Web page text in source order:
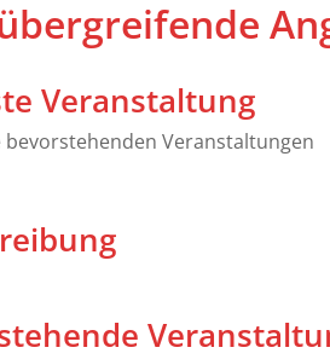
Veranstaltung
bevorstehenden Veranstaltungen